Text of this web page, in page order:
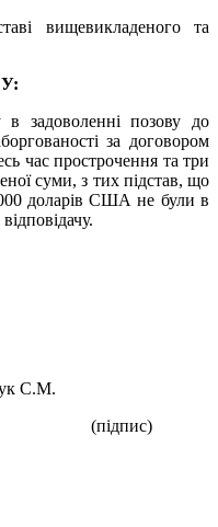
вищевикладеного та
задоволенні позову до
за договором
час прострочення та три
суми, з тих підстав, що
доларів США не були в
відповідачу.
С.М.